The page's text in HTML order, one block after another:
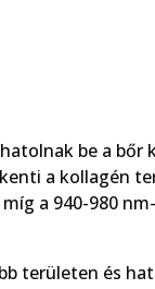
be a bőr
a kollagén
a 940-980
területen és